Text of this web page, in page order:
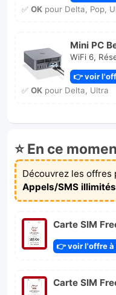
✅ OKpour Delta, Pop,
Mini PC
WiFi 6,
👉 voir
✅ OKpour Delta, Ultra
⭐ En ce
Découvrez les offres
Appels/SMS illimités
Carte SIM
👉 voir l'offre à
Carte SIM